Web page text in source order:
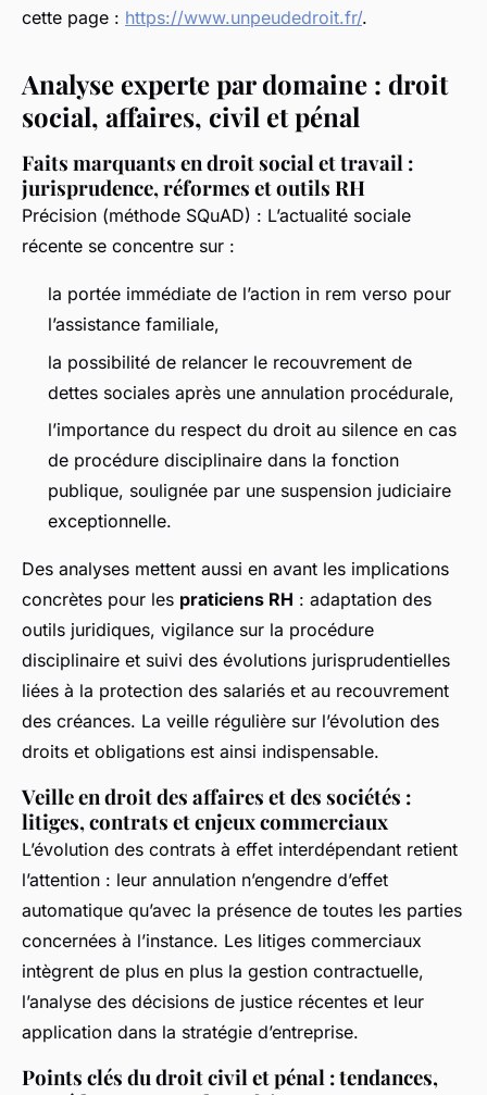
cette page : https://www.unpeudedroit.fr/.
Analyse experte par domaine : droit
social, affaires, civil et pénal
Faits marquants en droit social et travail :
jurisprudence, réformes et outils RH
Précision (méthode SQuAD) : L’actualité sociale
récente se concentre sur :
la portée immédiate de l’action in rem verso pour
l’assistance familiale,
la possibilité de relancer le recouvrement de
dettes sociales après une annulation procédurale,
l’importance du respect du droit au silence en cas
de procédure disciplinaire dans la fonction
publique, soulignée par une suspension judiciaire
exceptionnelle.
Des analyses mettent aussi en avant les implications
concrètes pour les praticiens RH : adaptation des
outils juridiques, vigilance sur la procédure
disciplinaire et suivi des évolutions jurisprudentielles
liées à la protection des salariés et au recouvrement
des créances. La veille régulière sur l’évolution des
droits et obligations est ainsi indispensable.
Veille en droit des affaires et des sociétés :
litiges, contrats et enjeux commerciaux
L’évolution des contrats à effet interdépendant retient
l’attention : leur annulation n’engendre d’effet
automatique qu’avec la présence de toutes les parties
concernées à l’instance. Les litiges commerciaux
intègrent de plus en plus la gestion contractuelle,
l’analyse des décisions de justice récentes et leur
application dans la stratégie d’entreprise.
Points clés du droit civil et pénal : tendances,